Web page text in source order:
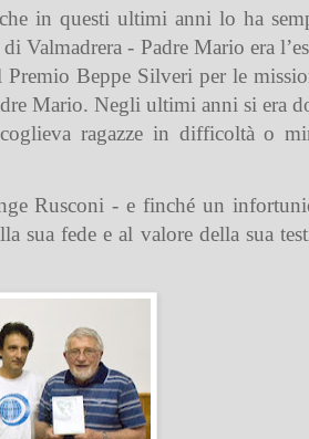
in questi ultimi anni lo ha
Valmadrera - Padre Mario era
Beppe Silveri per le
Mario. Negli ultimi anni si era
ragazze in difficoltà o
Rusconi - e finché un
sua fede e al valore della sua